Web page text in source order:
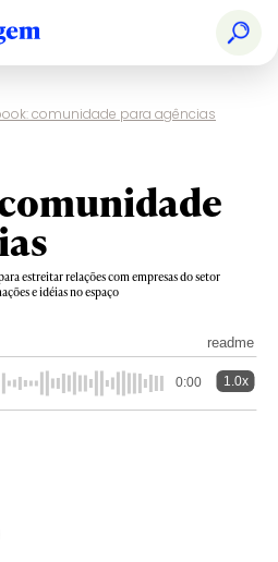
comunidade para agências
estreitar relações com empresas do setor
e idéias no espaço
readme
0:00 1.0x